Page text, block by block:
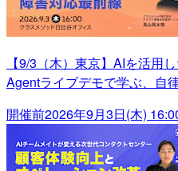
【9/3（木）東京】AIを活用
Agentライブデモで学ぶ、自
開催前2026年9月3日(木)